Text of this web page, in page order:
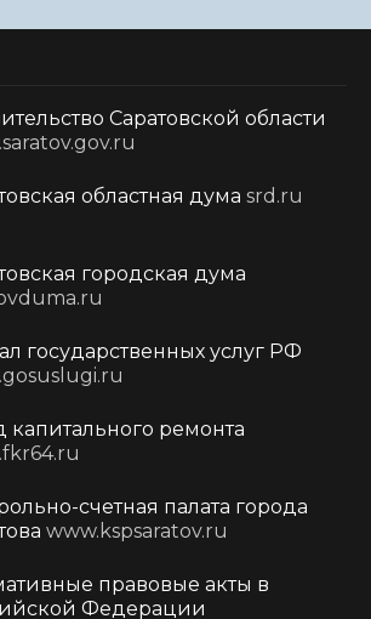
Саратовской области
областная дума srd.ru
городская дума
государственных услуг РФ
ремонта
счетная палата города
www.kspsaratov.ru
правовые акты в
Федерации